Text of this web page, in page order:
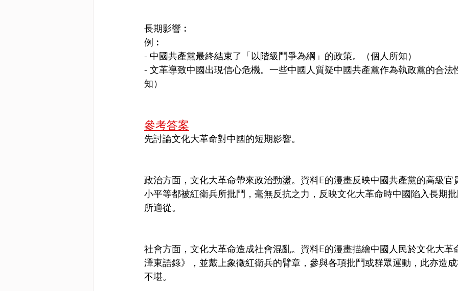
長期影響︰
例︰
- 中國共產黨最終結束了「以階級鬥爭為綱」的政策。（個人所知）
- 文革導致中國出現信心危機。一些中國人質疑中國共產黨作為執政黨的合法
知）
參考答案
先討論文化大革命對中國的短期影響。
政治方面，文化大革命帶來政治動盪。資料E的漫畫反映中國共產黨的高級官
小平等都被紅衛兵所批鬥，毫無反抗之力，反映文化大革命時中國陷入長期
所適從。
社會方面，文化大革命造成社會混亂。資料E的漫畫描繪中國人民於文化大革
澤東語錄》，並戴上象徵紅衛兵的臂章，參與各項批鬥或群眾運動，此亦造
不堪。